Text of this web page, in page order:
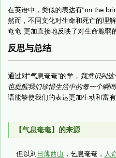
在英语中，类似的表达有“on the
然而，不同文化对生命和死亡的理
奄奄”更加直接地反映了对生命脆弱
反思与总结
通过对“气息奄奄”的学 ，我意识到
也提醒我们珍惜生活中的每一个瞬
语能够使我们的表达更加生动和富有
【气息奄奄】的来源
但以刘日薄西山 ，乞息奄奄， 人